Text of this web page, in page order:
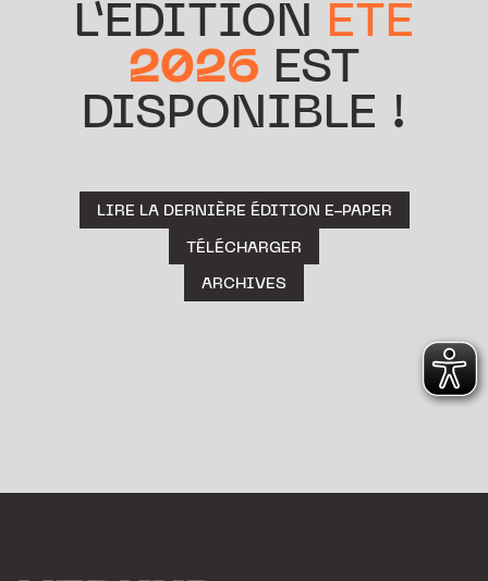
L’ÉDITION ÉTÉ
2026 EST
DISPONIBLE !
LIRE LA DERNIÈRE ÉDITION E-PAPER
TÉLÉCHARGER
ARCHIVES